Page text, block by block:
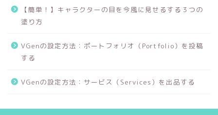
【簡単！】キャラクターの目を今風に見せるする３つの
塗り方
VGenの設定方法：ポートフォリオ（Portfolio）を投稿
する
VGenの設定方法：サービス（Services）を出品する